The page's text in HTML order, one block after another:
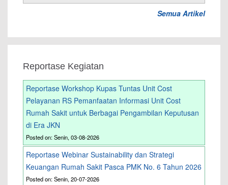
Semua Artikel
Reportase Kegiatan
Reportase Workshop Kupas Tuntas Unit Cost
Pelayanan RS Pemanfaatan Informasi Unit Cost
Rumah Sakit untuk Berbagai Pengambilan Keputusan
di Era JKN
Posted on: Senin, 03-08-2026
Reportase Webinar Sustainability dan Strategi
Keuangan Rumah Sakit Pasca PMK No. 6 Tahun 2026
Posted on: Senin, 20-07-2026